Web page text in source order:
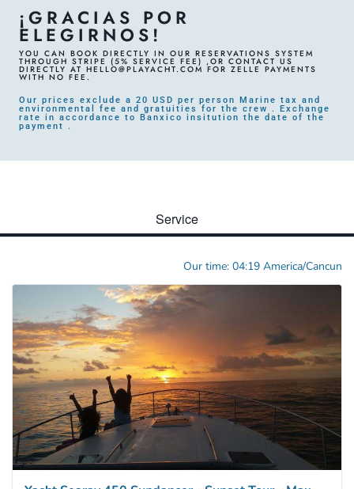
¡GRACIAS POR
ELEGIRNOS!
YOU CAN BOOK DIRECTLY IN OUR RESERVATIONS SYSTEM
THROUGH STRIPE (5% SERVICE FEE) ,OR CONTACT US
DIRECTLY AT HELLO@PLAYACHT.COM FOR ZELLE PAYMENTS
WITH NO FEE.
Our prices exclude a 20 USD per person Marine tax and
environmental fee and gratuities for the crew . Exchange
rate in accordance to Banxico insitution the date of the
payment .